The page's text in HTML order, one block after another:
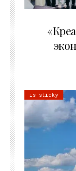
is sticky